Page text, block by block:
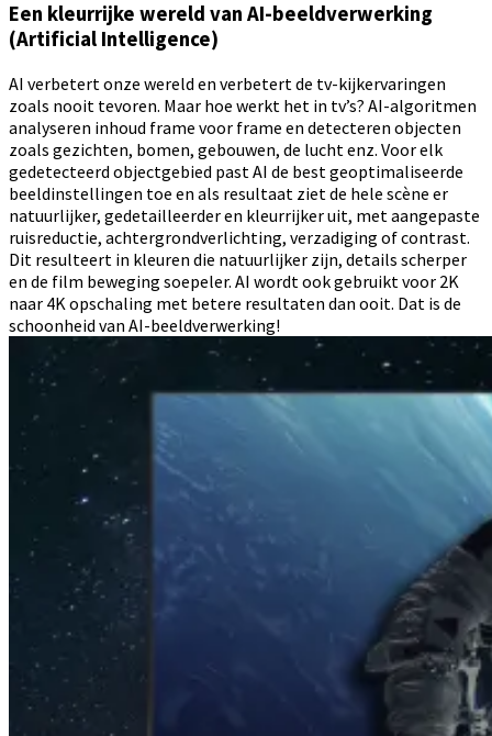
Een kleurrijke wereld van AI-beeldverwerking
(Artificial Intelligence)
AI verbetert onze wereld en verbetert de tv-kijkervaringen
zoals nooit tevoren. Maar hoe werkt het in tv’s? AI-algoritmen
analyseren inhoud frame voor frame en detecteren objecten
zoals gezichten, bomen, gebouwen, de lucht enz. Voor elk
gedetecteerd objectgebied past AI de best geoptimaliseerde
beeldinstellingen toe en als resultaat ziet de hele scène er
natuurlijker, gedetailleerder en kleurrijker uit, met aangepaste
ruisreductie, achtergrondverlichting, verzadiging of contrast.
Dit resulteert in kleuren die natuurlijker zijn, details scherper
en de film beweging soepeler. AI wordt ook gebruikt voor 2K
naar 4K opschaling met betere resultaten dan ooit. Dat is de
schoonheid van AI-beeldverwerking!